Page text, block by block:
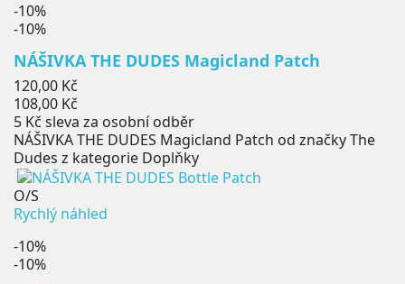
-10%
-10%
NÁŠIVKA THE DUDES Magicland Patch
Běžná
cena
120,00 Kč
Cena
108,00 Kč
5 Kč sleva za osobní odběr
NÁŠIVKA THE DUDES Magicland Patch od značky The
Dudes z kategorie Doplňky
O/S
Rychlý náhled
-10%
-10%